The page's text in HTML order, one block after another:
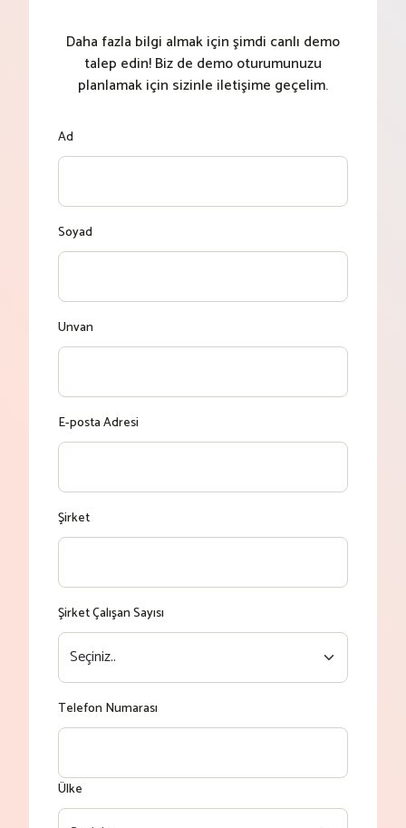
Daha fazla bilgi almak için şimdi canlı demo
talep edin! Biz de demo oturumunuzu
planlamak için sizinle iletişime geçelim.
Ad
Soyad
Unvan
E-posta Adresi
Şirket
Şirket Çalışan Sayısı
Telefon Numarası
Ülke